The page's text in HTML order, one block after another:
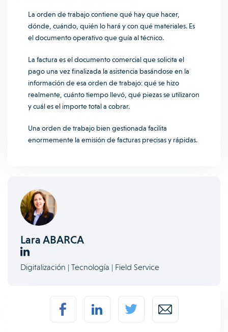
La orden de trabajo contiene qué hay que hacer,
dónde, cuándo, quién lo hará y con qué materiales. Es
el documento operativo que guía al técnico.
La factura es el documento comercial que solicita el
pago una vez finalizada la asistencia basándose en la
información de esa orden de trabajo: qué se hizo
realmente, cuánto tiempo llevó, qué piezas se utilizaron
y cuál es el importe total a cobrar.
Una orden de trabajo bien gestionada facilita
enormemente la emisión de facturas precisas y rápidas.
Lara ABARCA
Digitalización | Tecnología | Field Service